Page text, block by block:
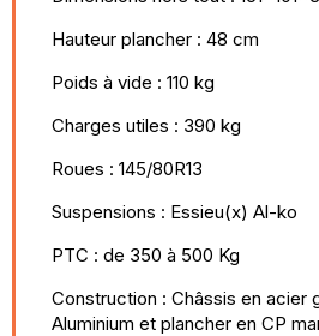
Hauteur plancher : 48 cm
Poids à vide : 110 kg
Charges utiles : 390 kg
Roues : 145/80R13
Suspensions : Essieu(x) Al-ko
PTC : de 350 à 500 Kg
Construction : Châssis en acier
Aluminium et plancher en CP